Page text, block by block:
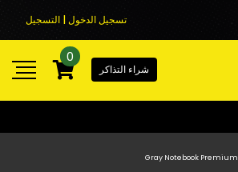
تسجيل الدخول | التسجيل
شراء التذاكر
0
Gray Notebook Premium